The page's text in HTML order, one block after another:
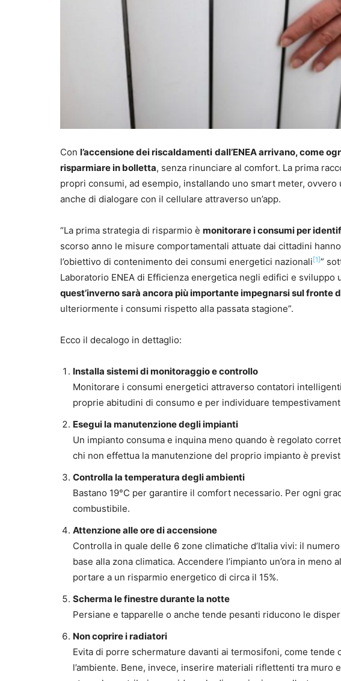
Con l’accensione dei riscaldamenti dall’ENEA arrivano, come
risparmiare in bolletta, senza rinunciare al comfort. La prima
propri consumi, ad esempio, installando uno smart meter,
anche di dialogare con il cellulare attraverso un’app.
“La prima strategia di risparmio è monitorare i consumi per
scorso anno le misure comportamentali attuate dai cittadini
l’obiettivo di contenimento dei consumi energetici nazionali[1]”
Laboratorio ENEA di Efficienza energetica negli edifici e
quest’inverno sarà ancora più importante impegnarsi sul fronte
ulteriormente i consumi rispetto alla passata stagione”.
Ecco il decalogo in dettaglio:
Installa sistemi di monitoraggio e controllo
Monitorare i consumi energetici attraverso contatori
proprie abitudini di consumo e per individuare
Esegui la manutenzione degli impianti
Un impianto consuma e inquina meno quando è regolato
chi non effettua la manutenzione del proprio impianto è
Controlla la temperatura degli ambienti
Bastano 19°C per garantire il comfort necessario. Per ogni
combustibile.
Attenzione alle ore di accensione
Controlla in quale delle 6 zone climatiche d’Italia vivi: il
base alla zona climatica. Accendere l’impianto un’ora in
portare a un risparmio energetico di circa il 15%.
Scherma le finestre durante la notte
Persiane e tapparelle o anche tende pesanti riducono le
Non coprire i radiatori
Evita di porre schermature davanti ai termosifoni, come
l’ambiente. Bene, invece, inserire materiali riflettenti tra